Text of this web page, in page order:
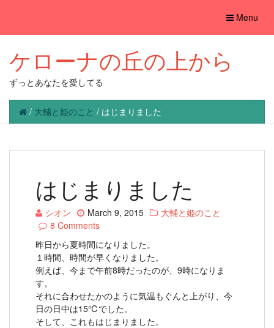
Toggle
Menu
ケローナの丘の上から
ずっとあなたを愛してる
/ 大輔と姫のこと / はじまりました
はじまりました
シオン March 9, 2015
大輔と姫のこと
8 Comments
昨日から夏時間になりました。
１時間、時間が早くなりました。
例えば、今まで午前8時だったのが、9時になりま
す。
それに合わせたかのように気温もぐんと上がり、今
日の日中は15℃でした。
そして、これもはじまりました。